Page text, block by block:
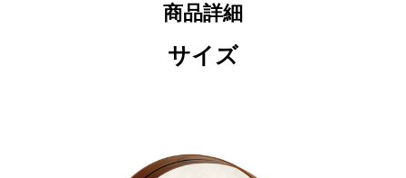
商品詳細
サイズ